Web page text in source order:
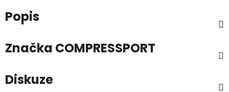
Popis
Značka COMPRESSPORT
Diskuze